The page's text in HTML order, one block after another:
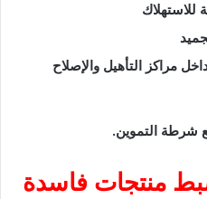
للاستهلاك
داخل مراكز التأهيل والإصلاح
منتجات فاسدة